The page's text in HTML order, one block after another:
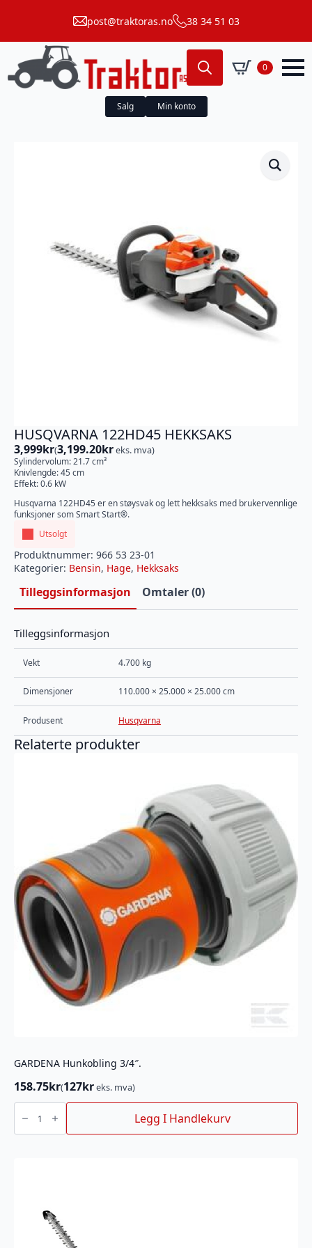
post@traktoras.no 38 34 51 03
Search
for:
0
Salg Min konto
HUSQVARNA 122HD45 HEKKSAKS
3,999kr(3,199.20kreks. mva)
Sylindervolum: 21.7 cm³
Knivlengde: 45 cm
Effekt: 0.6 kW
Husqvarna 122HD45 er en støysvak og lett hekksaks med brukervennlige
funksjoner som Smart Start®.
Utsolgt
Produktnummer: 966 53 23-01
Kategorier: Bensin, Hage, Hekksaks
Tilleggsinformasjon Omtaler (0)
Tilleggsinformasjon
Vekt 4.700 kg
Dimensjoner 110.000 × 25.000 × 25.000 cm
Produsent Husqvarna
Relaterte produkter
GARDENA Hunkobling 3/4″.
158.75kr(127kreks. mva)
GARDENA
Hunkobling
3/4".
antall
Legg I Handlekurv